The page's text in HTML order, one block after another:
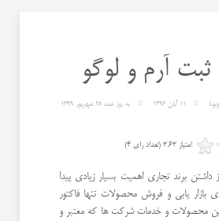
آرم و لوگو
11 آبان 1396 به روز شده28 شهریور 1399
امتیاز 3.63 (تعداد رای 4)
داشتن برند تجاری اهمیت بسیار زیادی پیدا
بازار یابی و فروش محصولات تنها فاکتور
محصولات و خدمات شرکت ها که معتبر و